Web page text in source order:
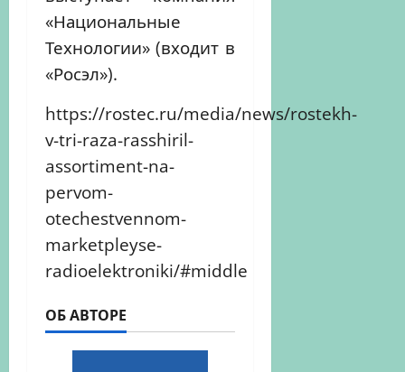
«Национальные
Технологии» (входит в
«Росэл»).
https://rostec.ru/media/news/rostekh-
v-tri-raza-rasshiril-
assortiment-na-
pervom-
otechestvennom-
marketpleyse-
radioelektroniki/#middle
ОБ АВТОРЕ